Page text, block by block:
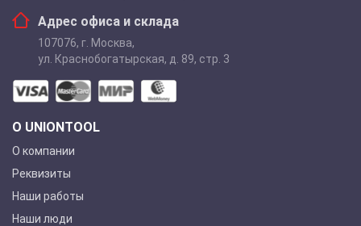
Адрес офиса и склада
107076, г. Москва,
ул. Краснобогатырская, д. 89, стр. 3
О UNIONTOOL
О компании
Реквизиты
Наши работы
Наши люди